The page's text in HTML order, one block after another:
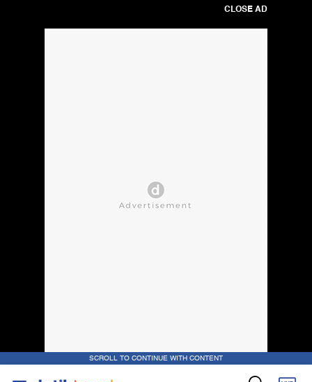
CLOSE AD
SCROLL TO CONTINUE WITH CONTENT